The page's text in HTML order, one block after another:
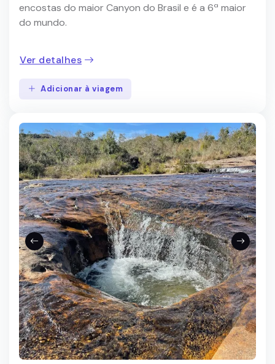
encostas do maior Canyon do Brasil e é a 6ª maior
do mundo.
Ver detalhes
Adicionar à viagem